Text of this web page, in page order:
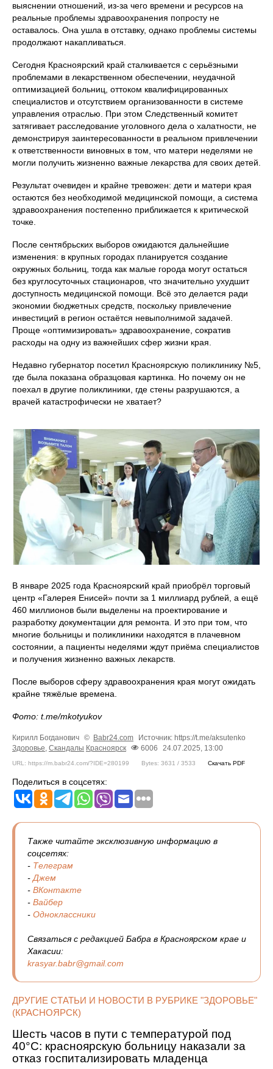
выяснении отношений, из-за чего времени и ресурсов на
реальные проблемы здравоохранения попросту не
оставалось. Она ушла в отставку, однако проблемы системы
продолжают накапливаться.
Сегодня Красноярский край сталкивается с серьёзными
проблемами в лекарственном обеспечении, неудачной
оптимизацией больниц, оттоком квалифицированных
специалистов и отсутствием организованности в системе
управления отраслью. При этом Следственный комитет
затягивает расследование уголовного дела о халатности, не
демонстрируя заинтересованности в реальном привлечении
к ответственности виновных в том, что матери неделями не
могли получить жизненно важные лекарства для своих детей.
Результат очевиден и крайне тревожен: дети и матери края
остаются без необходимой медицинской помощи, а система
здравоохранения постепенно приближается к критической
точке.
После сентябрьских выборов ожидаются дальнейшие
изменения: в крупных городах планируется создание
окружных больниц, тогда как малые города могут остаться
без круглосуточных стационаров, что значительно ухудшит
доступность медицинской помощи. Всё это делается ради
экономии бюджетных средств, поскольку привлечение
инвестиций в регион остаётся невыполнимой задачей.
Проще «оптимизировать» здравоохранение, сократив
расходы на одну из важнейших сфер жизни края.
Недавно губернатор посетил Красноярскую поликлинику №5,
где была показана образцовая картинка. Но почему он не
поехал в другие поликлиники, где стены разрушаются, а
врачей катастрофически не хватает?
В январе 2025 года Красноярский край приобрёл торговый
центр «Галерея Енисей» почти за 1 миллиард рублей, а ещё
460 миллионов были выделены на проектирование и
разработку документации для ремонта. И это при том, что
многие больницы и поликлиники находятся в плачевном
состоянии, а пациенты неделями ждут приёма специалистов
и получения жизненно важных лекарств.
После выборов сферу здравоохранения края могут ожидать
крайне тяжёлые времена.
Фото: t.me/mkotyukov
Кирилл Богданович © Babr24.com
Источник: https://t.me/aksutenko
Здоровье, Скандалы Красноярск 6006 24.07.2025, 13:00
URL: https://m.babr24.com/?IDE=280199 Bytes: 3631 / 3533 Скачать PDF
Поделиться в соцсетях:
Также читайте эксклюзивную информацию в
соцсетях:
- Телеграм
- Джем
- ВКонтакте
- Вайбер
- Одноклассники
Связаться с редакцией Бабра в Красноярском крае и
Хакасии:
krasyar.babr@gmail.com
ДРУГИЕ СТАТЬИ И НОВОСТИ В РУБРИКЕ "ЗДОРОВЬЕ"
(КРАСНОЯРСК)
Шесть часов в пути с температурой под
40°C: красноярскую больницу наказали за
отказ госпитализировать младенца